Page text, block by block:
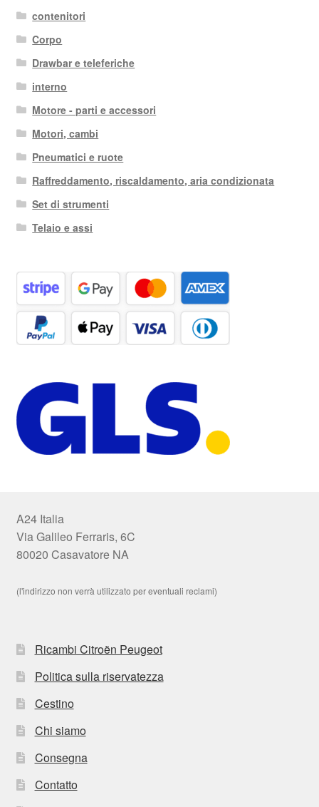
contenitori
Corpo
Drawbar e teleferiche
interno
Motore - parti e accessori
Motori, cambi
Pneumatici e ruote
Raffreddamento, riscaldamento, aria condizionata
Set di strumenti
Telaio e assi
A24 Italia
Via Galileo Ferraris, 6C
80020 Casavatore NA
(l'indirizzo non verrà utilizzato per eventuali reclami)
Ricambi Citroën Peugeot
Politica sulla riservatezza
Cestino
Chi siamo
Consegna
Contatto